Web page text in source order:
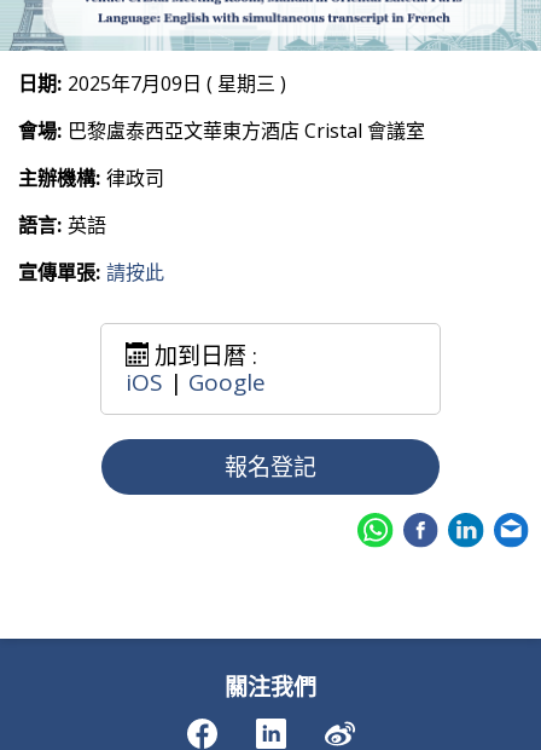
日期: 2025年7月09日 ( 星期三 )
會場: 巴黎盧泰西亞文華東方酒店 Cristal 會議室
主辦機構: 律政司
語言: 英語
宣傳單張: 請按此
加到日暦 :
iOS | Google
報名登記
關注我們